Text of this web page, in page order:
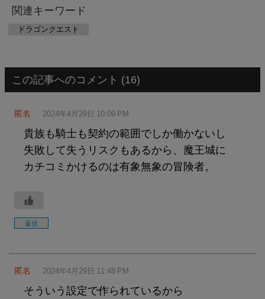
関連キーワード
ドラゴンクエスト
この記事へのコメント (16)
匿名 2024年4月29日 10:09 PM
貴族も騎士も契約の範囲でしか働かないし
失敗して失うリスクもあるから、魔王城に
カチコミかけるのは有象無象の冒険者。
返信
匿名 2024年4月29日 11:48 PM
そういう設定で作られているから